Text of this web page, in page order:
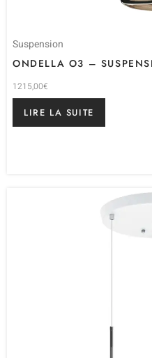
Suspension
ONDELLA O3 –
1215,00€
LIRE LA SUITE